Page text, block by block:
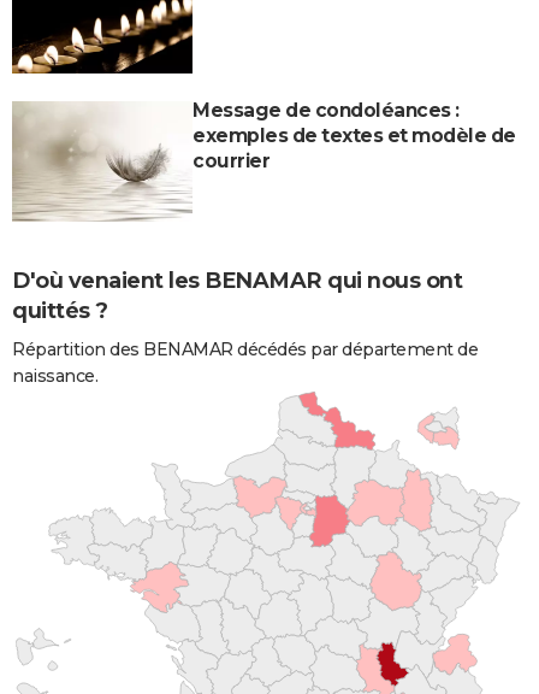
Message de condoléances :
exemples de textes et modèle de
courrier
D'où venaient les BENAMAR qui nous ont
quittés ?
Répartition des BENAMAR décédés par département de
naissance.